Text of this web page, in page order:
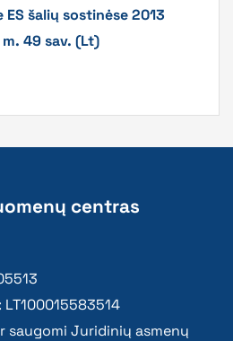
šalių sostinėse 2013
49 sav. (Lt)
centras
saugomi Juridinių asmenų